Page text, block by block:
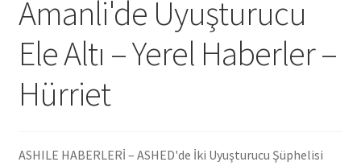
Amanli'de Uyuşturucu
Ele Altı – Yerel Haberler –
Hürriet
ASHILE HABERLERİ – ASHED'de İki Uyuşturucu Şüphelisi